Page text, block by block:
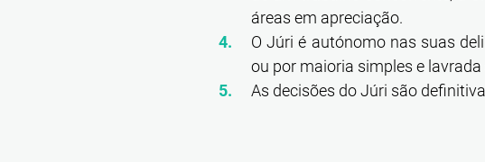
áreas em apreciação.
O Júri é autónomo nas suas
ou por maioria simples e lavrada
As decisões do Júri são